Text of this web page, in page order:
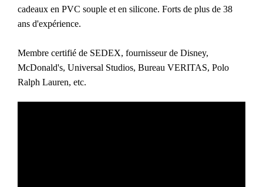
cadeaux en PVC souple et en silicone. Forts de plus de 38
ans d'expérience.
Membre certifié de SEDEX, fournisseur de Disney,
McDonald's, Universal Studios, Bureau VERITAS, Polo
Ralph Lauren, etc.